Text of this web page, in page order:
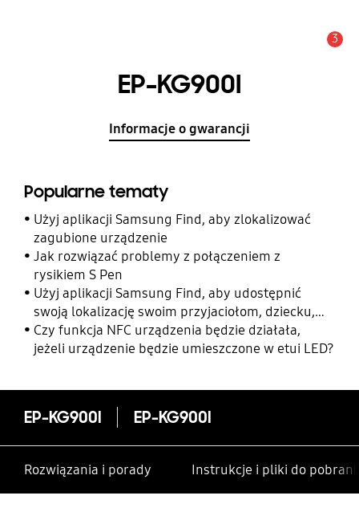
3
EP-KG900I
Informacje o gwarancji
Popularne tematy
Użyj aplikacji Samsung Find, aby zlokalizować
zagubione urządzenie
Jak rozwiązać problemy z połączeniem z
rysikiem S Pen
Użyj aplikacji Samsung Find, aby udostępnić
swoją lokalizację swoim przyjaciołom, dziecku,
rodzinie i innym kontaktom
Czy funkcja NFC urządzenia będzie działała,
jeżeli urządzenie będzie umieszczone w etui LED?
EP-KG900I EP-KG900I
Rozwiązania i porady Instrukcje i pliki do